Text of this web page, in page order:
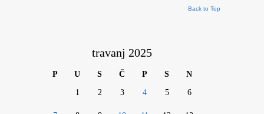
Back to Top
travanj 2025
P U S Č P S N
1 2 3 4 5 6